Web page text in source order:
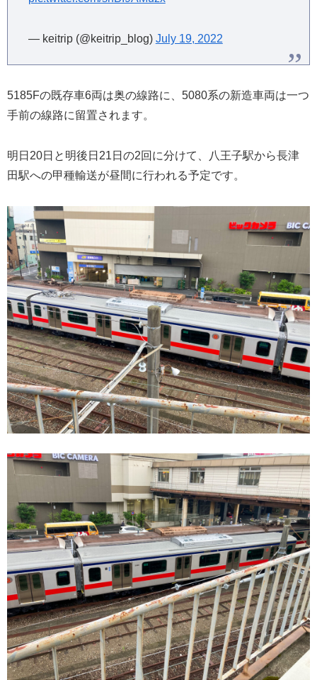
— keitrip (@keitrip_blog) July 19, 2022
5185Fの既存車6両は奥の線路に、5080系の新造車両は一つ
手前の線路に留置されます。
明日20日と明後日21日の2回に分けて、八王子駅から長津
田駅への甲種輸送が昼間に行われる予定です。